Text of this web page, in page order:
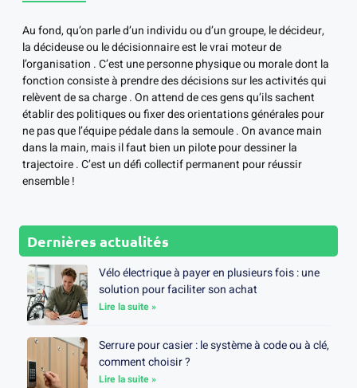
Au fond, qu’on parle d’un individu ou d’un groupe, le décideur,
la décideuse ou le décisionnaire est le vrai moteur de
l’organisation . C’est une personne physique ou morale dont la
fonction consiste à prendre des décisions sur les activités qui
relèvent de sa charge . On attend de ces gens qu’ils sachent
établir des politiques ou fixer des orientations générales pour
ne pas que l’équipe pédale dans la semoule . On avance main
dans la main, mais il faut bien un pilote pour dessiner la
trajectoire . C’est un défi collectif permanent pour réussir
ensemble !
Dernières actualités
Vélo électrique à payer en plusieurs fois : une
solution pour faciliter son achat
Lire la suite »
Serrure pour casier : le système à code ou à clé,
comment choisir ?
Lire la suite »